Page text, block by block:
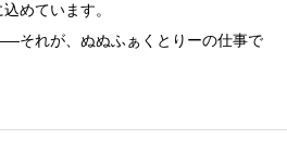
めています。
それが、ぬぬふぁくとりーの仕事で